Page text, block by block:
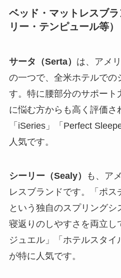
ベッド・マットレスブ
リー・テンピュール等）
サータ（Serta） は、アメ
の一つで、全米ホテルでの
す。特に腰部分のサポート
に悩む方からも高く評価さ
「iSeries」「Perfect
人気です。
シーリー（Sealy）
も、ア
レスブランドです。「ポス
という独自のスプリングシ
寝返りのしやすさを両立し
ジュエル」「ホテルスタ
が特に人気です。